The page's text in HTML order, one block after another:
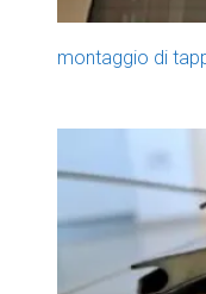
montaggio di